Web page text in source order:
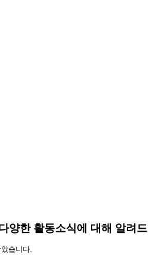
양한 활동소식에 대해 알려
습니다.